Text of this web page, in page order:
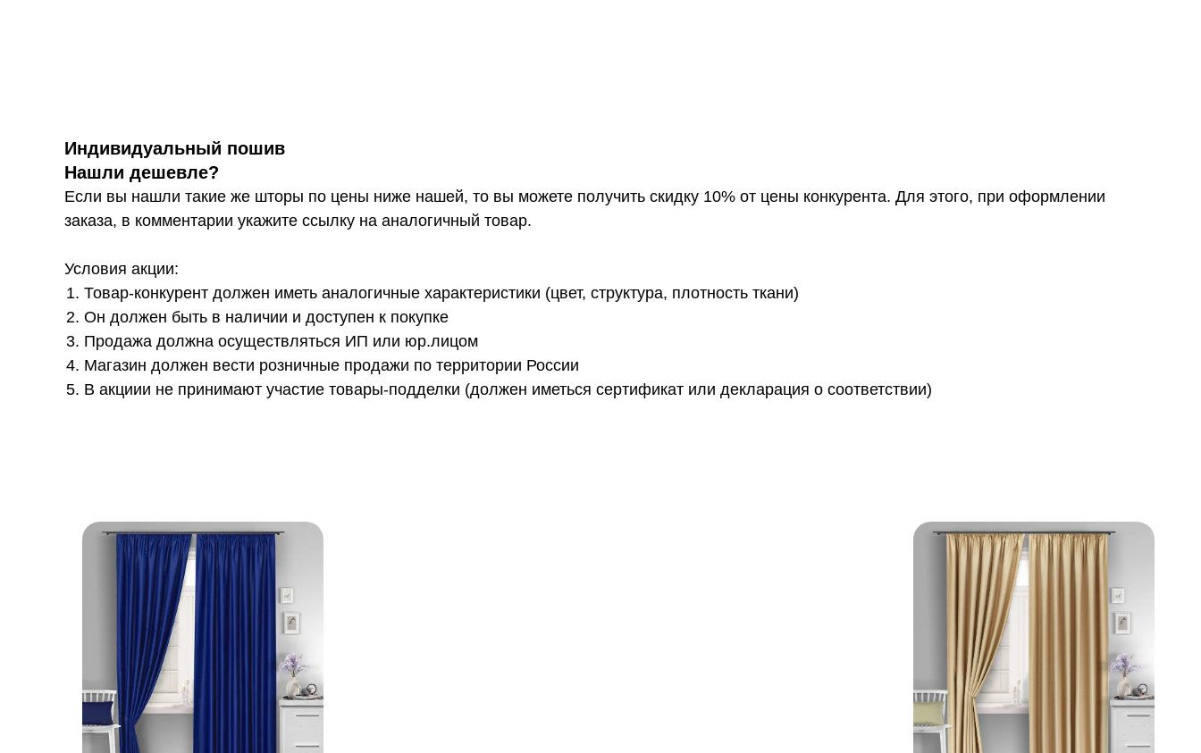
Индивидуальный пошив
Нашли дешевле?
Если вы нашли такие же шторы по цены ниже нашей, то вы можете получить скидку 10% от цены конкурента. Для этого, при оформлении
заказа, в комментарии укажите ссылку на аналогичный товар.
Условия акции:
Товар-конкурент должен иметь аналогичные характеристики (цвет, структура, плотность ткани)
Он должен быть в наличии и доступен к покупке
Продажа должна осуществляться ИП или юр.лицом
Магазин должен вести розничные продажи по территории России
В акциии не принимают участие товары-подделки (должен иметься сертификат или декларация о соответствии)